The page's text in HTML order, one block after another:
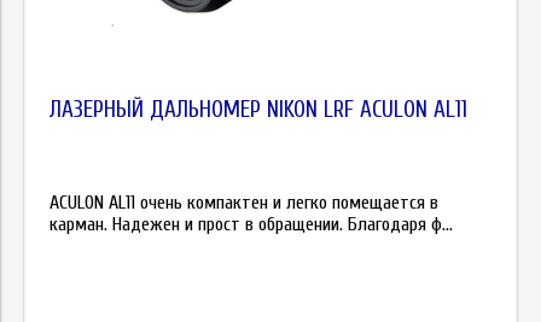
ЛАЗЕРНЫЙ ДАЛЬНОМЕР NIKON LRF ACULON AL11
ACULON AL11 очень компактен и легко помещается в
карман. Надежен и прост в обращении. Благодаря ф...